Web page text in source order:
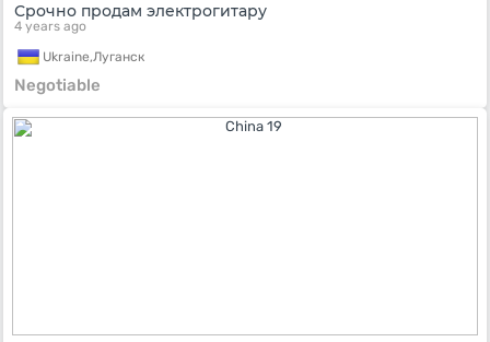
Срочно продам электрогитару
4 years ago
Ukraine,Луганск
Negotiable